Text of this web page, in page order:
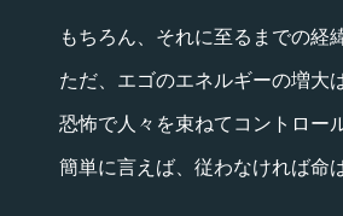
もちろん、それに至るまでの経
ただ、エゴのエネルギーの増大
恐怖で人々を束ねてコントロー
簡単に言えば、従わなければ命